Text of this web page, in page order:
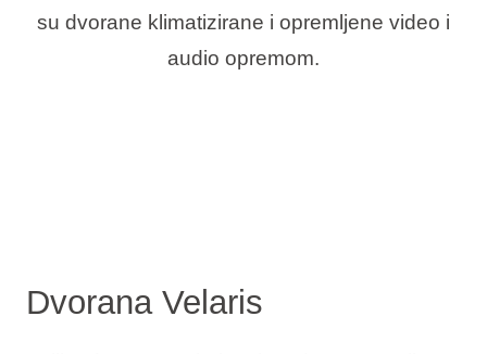
su dvorane klimatizirane i opremljene video i
audio opremom.
Dvorana Velaris